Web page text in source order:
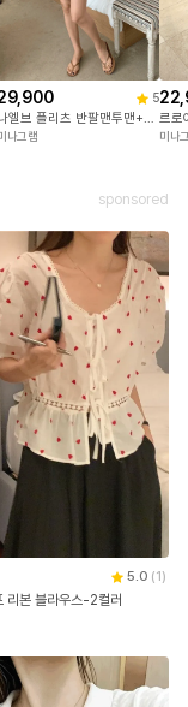
5
나엘브 플리츠 반팔맨투맨+치마반바지세트
나그램
르로
미나
sponsored
5.0 (1 )
리본 블라우스-2컬러